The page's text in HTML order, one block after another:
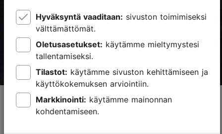
Londonin Symphonic Rock Orchestra
Konsertti
Hyväksyntä vaaditaan:
välttämättömät.
Oletusasetukset:
tallentamiseksi.
Tilastot:
käyttökokemuksen arviointiin.
Markkinointi:
kohdentamiseen.